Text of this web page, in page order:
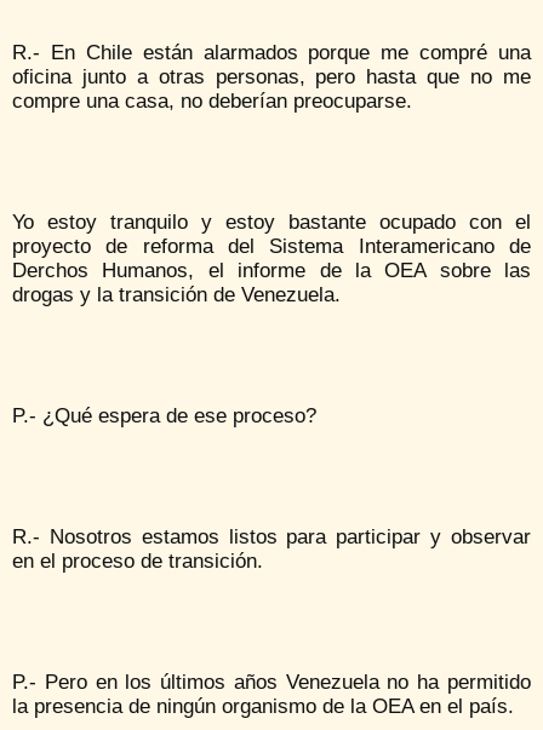
R.- En Chile están alarmados porque me compré una
oficina junto a otras personas, pero hasta que no me
compre una casa, no deberían preocuparse.
Yo estoy tranquilo y estoy bastante ocupado con el
proyecto de reforma del Sistema Interamericano de
Derchos Humanos, el informe de la OEA sobre las
drogas y la transición de Venezuela.
P.- ¿Qué espera de ese proceso?
R.- Nosotros estamos listos para participar y observar
en el proceso de transición.
P.- Pero en los últimos años Venezuela no ha permitido
la presencia de ningún organismo de la OEA en el país.